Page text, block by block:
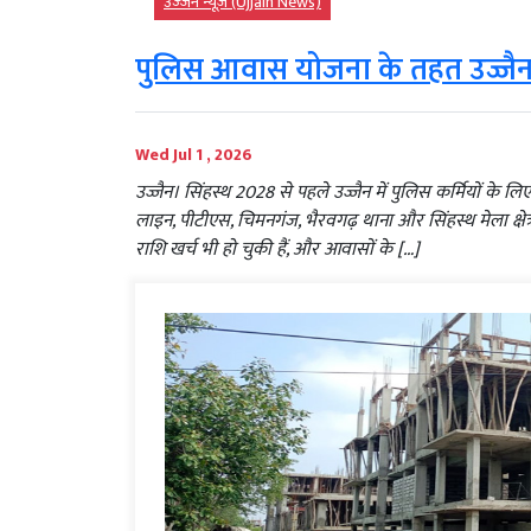
पुलिस आवास योजना के तहत उज्जैन
Wed Jul 1 , 2026
उज्जैन। सिंहस्थ 2028 से पहले उज्जैन में पुलिस कर्मियों के
लाइन, पीटीएस, चिमनगंज, भैरवगढ़ थाना और सिंहस्थ मेला
राशि खर्च भी हो चुकी हैं, और आवासों के […]